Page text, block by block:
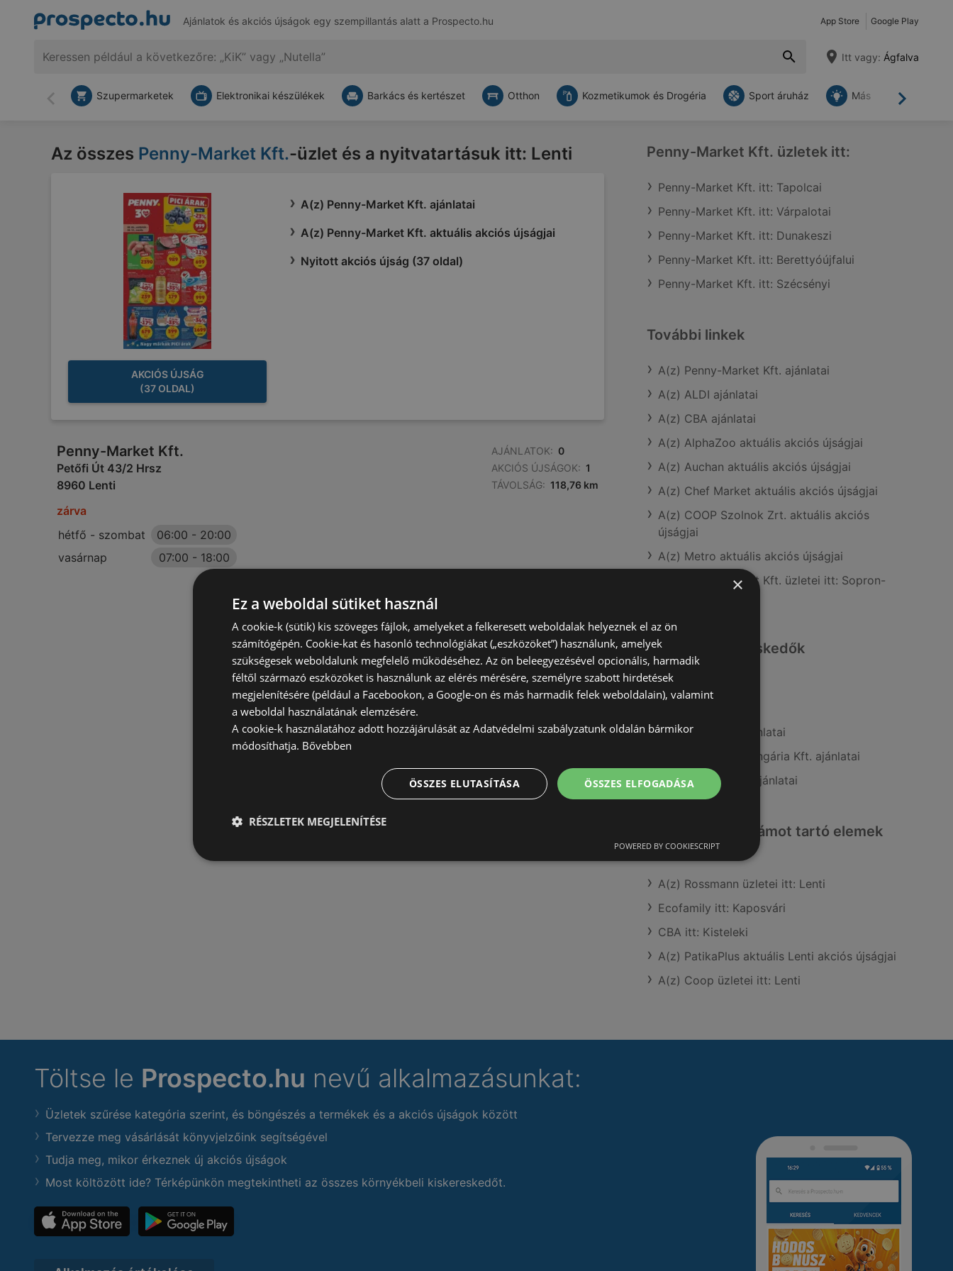
Ajánlatok és akciós újságok egy szempillantás alatt a Prospecto.hu App Store Google Play
Itt vagy: Ágfalva
Vissza Tovább
Szupermarketek Elektronikai készülékek Barkács és kertészet Otthon Kozmetikumok és Drogéria Sport áruház Más
Az összes Penny-Market Kft.-üzlet és a nyitvatartásuk itt: Lenti
AKCIÓS ÚJSÁG
(37 OLDAL)
A(z) Penny-Market Kft. ajánlatai
A(z) Penny-Market Kft. aktuális akciós újságjai
Nyitott akciós újság (37 oldal)
Penny-Market Kft.
Petőfi Út 43/2 Hrsz
8960 Lenti
AJÁNLATOK: 0
AKCIÓS ÚJSÁGOK: 1
TÁVOLSÁG: 118,76 km
zárva
hétfő - szombat
06:00 - 20:00
vasárnap
07:00 - 18:00
Penny-Market Kft. üzletek itt:
Penny-Market Kft. itt: Tapolcai
Penny-Market Kft. itt: Várpalotai
Penny-Market Kft. itt: Dunakeszi
Penny-Market Kft. itt: Berettyóújfalui
Penny-Market Kft. itt: Szécsényi
További linkek
A(z) Penny-Market Kft. ajánlatai
A(z) ALDI ajánlatai
A(z) CBA ajánlatai
A(z) AlphaZoo aktuális akciós újságjai
A(z) Auchan aktuális akciós újságjai
A(z) Chef Market aktuális akciós újságjai
A(z) COOP Szolnok Zrt. aktuális akciós
újságjai
A(z) Metro aktuális akciós újságjai
A(z) Penny-Market Kft. üzletei itt: Sopron-
Hasonló kiskereskedők
A(z) ALDI ajánlatai
A(z) Müller HU ajánlatai
A(z) Fressnapf-Hungária Kft. ajánlatai
A(z) FullDiszkont ajánlatai
Érdeklődésre számot tartó elemek
itt:
A(z) Rossmann üzletei itt: Lenti
Ecofamily itt: Kaposvári
CBA itt: Kisteleki
A(z) PatikaPlus aktuális Lenti akciós újságjai
A(z) Coop üzletei itt: Lenti
Töltse le Prospecto.hu nevű alkalmazásunkat:
Üzletek szűrése kategória szerint, és böngészés a termékek és a akciós újságok között
Tervezze meg vásárlását könyvjelzőink segítségével
Tudja meg, mikor érkeznek új akciós újságok
Most költözött ide? Térképünkön megtekintheti az összes környékbeli kiskereskedőt.
×
Ez a weboldal sütiket használ
A cookie-k (sütik) kis szöveges fájlok, amelyeket a felkeresett weboldalak helyeznek el az ön
számítógépén. Cookie-kat és hasonló technológiákat („eszközöket”) használunk, amelyek
szükségesek weboldalunk megfelelő működéséhez. Az ön beleegyezésével opcionális, harmadik
féltől származó eszközöket is használunk az elérés mérésére, személyre szabott hirdetések
megjelenítésére (például a Facebookon, a Google-on és más harmadik felek weboldalain), valamint
a weboldal használatának elemzésére.
A cookie-k használatához adott hozzájárulását az Adatvédelmi szabályzatunk oldalán bármikor
módosíthatja. Bővebben
ÖSSZES ELFOGADÁSA
ÖSSZES ELUTASÍTÁSA
RÉSZLETEK MEGJELENÍTÉSE
POWERED BY COOKIESCRIPT